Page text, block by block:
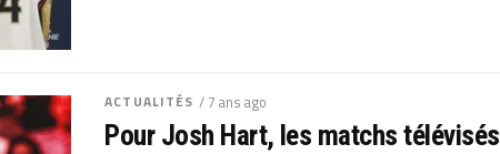
ACTUALITÉS / 7 ans ago
Pour Josh Hart, les matchs télévisés